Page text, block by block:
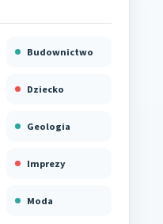
Budownictwo
Dziecko
Geologia
Imprezy
Moda